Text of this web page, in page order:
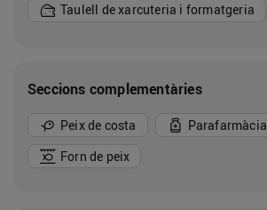
Taulell de xarcuteria i formatgeria
Seccions complementàries
Peix de costa
Parafarmàcia
Forn de peix